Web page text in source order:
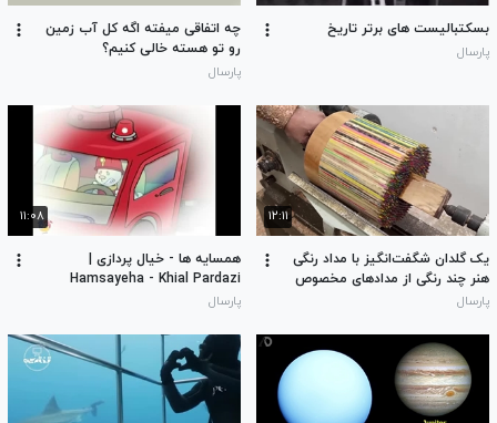
بسکتبالیست های برتر تاریخ
پارسال
چه اتفاقی میفته اگه کل آب زمین
رو تو هسته خالی کنیم؟
پارسال
۱۲:۱۱
یک گلدان شگفت‌انگیز با مداد رنگی
هنر چند رنگی از مدادهای مخصوص
ساخته شده روی تراش
پارسال
۱۱:۰۸
همسایه ها - خیال پردازی |
Hamsayeha - Khial Pardazi
پارسال